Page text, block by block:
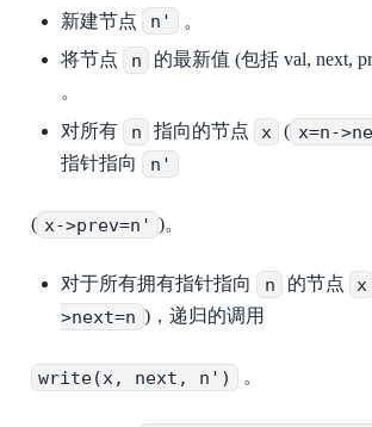
新建节点 n'
。
将节点
n 的最新值 (包括 val, next,
。
对所有
n 指向的节点 x ( x=n-
指针指向
n'
( x->prev=n' )。
对于所有拥有指针指向 n 的节点 x
>next=n )，递归的调用
write(x, next, n') 。